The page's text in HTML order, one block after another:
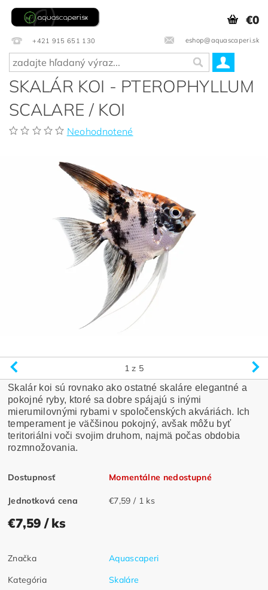
+421 915 651 130 eshop@aquascaperi.sk
€0
SKALÁR KOI - PTEROPHYLLUM
SCALARE / KOI
Neohodnotené
1 z 5
Skalár koi sú rovnako ako ostatné skaláre elegantné a
pokojné ryby, ktoré sa dobre spájajú s inými
mierumilovnými rybami v spoločenských akváriách. Ich
temperament je väčšinou pokojný, avšak môžu byť
teritoriálni voči svojim druhom, najmä počas obdobia
rozmnožovania.
Dostupnosť Momentálne nedostupné
Jednotková cena €7,59 / 1 ks
€7,59/ ks
Značka
Aquascaperi
Kategória
Skaláre